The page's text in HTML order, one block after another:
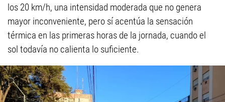
los 20 km/h, una intensidad moderada que no genera
mayor inconveniente, pero sí acentúa la sensación
térmica en las primeras horas de la jornada, cuando el
sol todavía no calienta lo suficiente.